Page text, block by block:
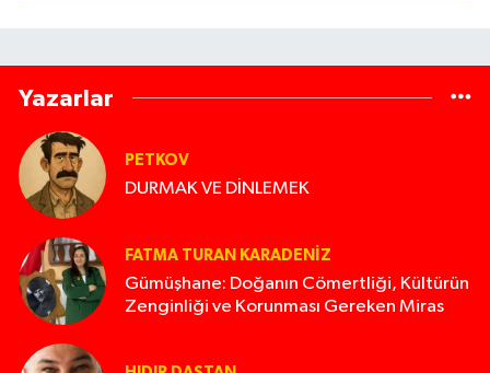
Yazarlar
PETKOV
DURMAK VE DİNLEMEK
FATMA TURAN KARADENIZ
Gümüşhane: Doğanın Cömertliği, Kültürün
Zenginliği ve Korunması Gereken Miras